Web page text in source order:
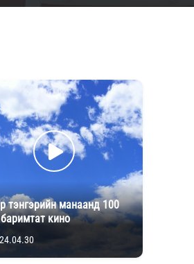
тэнгэрийн манаанд 100
кино